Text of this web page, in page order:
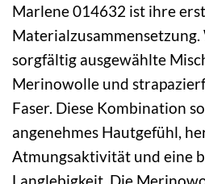
Marlene 014632 ist ihre
sorgfältig ausgewählte
Merinowolle und
Faser. Diese Kombination
angenehmes Hautgefühl,
Atmungsaktivität und eine
Langlebigkeit. Die